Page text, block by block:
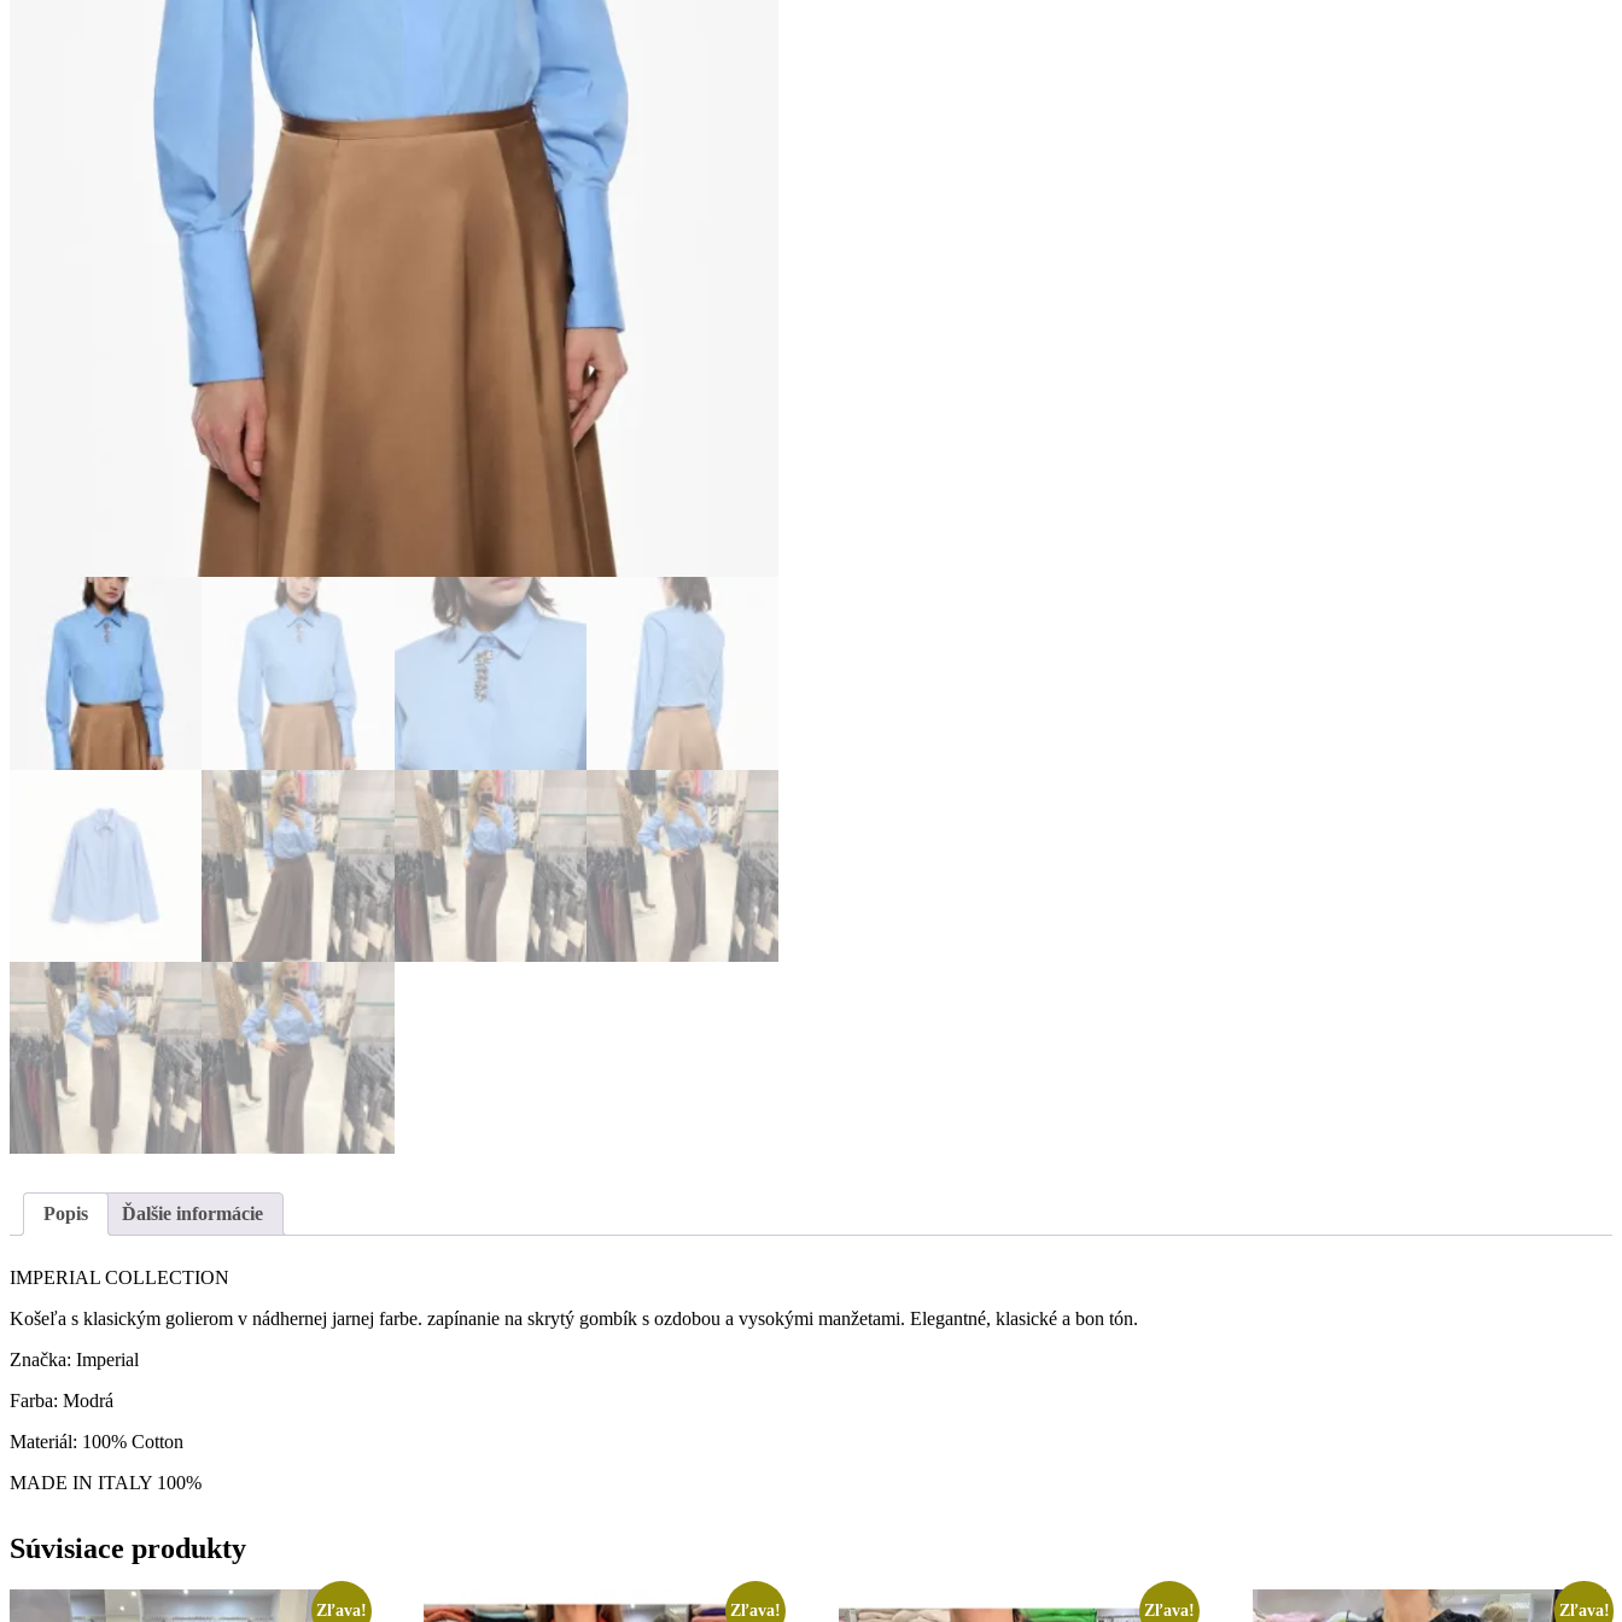
Popis Ďalšie informácie
IMPERIAL COLLECTION
Košeľa s klasickým golierom v nádhernej jarnej farbe. zapínanie na skrytý gombík s ozdobou a vysokými manžetami. Elegantné, klasické a bon tón.
Značka: Imperial
Farba: Modrá
Materiál: 100% Cotton
MADE IN ITALY 100%
Súvisiace produkty
Zľava! Zľava! Zľava! Zľava!